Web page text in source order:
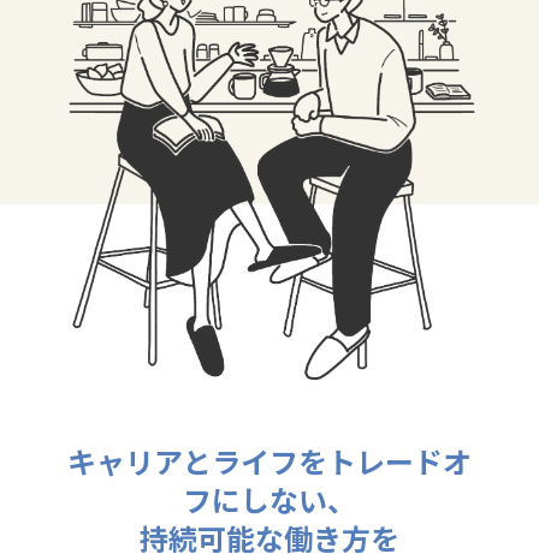
キャリアとライフを トレードオ
フにしない、
持続可能な働き方を